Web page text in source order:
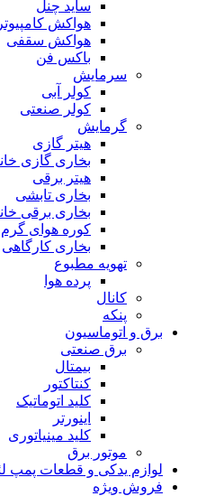
ساید چنل
هواکش
هواکش سقفی
باکس فن
سرمایش
کولر آبی
کولر صنعتی
گرمایش
هیتر گازی
بخاری گازی
هیتر برقی
بخاری تابشی
بخاری برقی
کوره هوای گرم
بخاری کارگاهی
تهویه مطبوع
پرده هوا
کانال
پنکه
برق و اتوماسیون
برق صنعتی
بیمتال
کنتاکتور
کلید اتوماتیک
اینورتر
کلید مینیاتوری
موتور برق
لوازم یدکی و قطعات پمپ
فروش ویژه